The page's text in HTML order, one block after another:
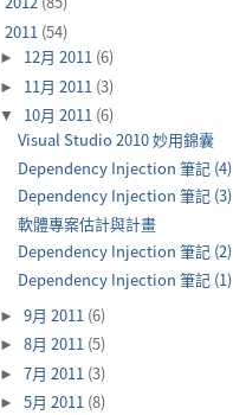
2011 (54)
► 12月 2011 (6)
► 11月 2011 (3)
▼ 10月 2011 (6)
Visual Studio 2010 妙用錦囊
Dependency Injection 筆記 (4)
Dependency Injection 筆記 (3)
軟體專案估計與計畫
Dependency Injection 筆記 (2)
Dependency Injection 筆記 (1)
► 9月 2011 (6)
► 8月 2011 (5)
► 7月 2011 (3)
► 5月 2011 (8)